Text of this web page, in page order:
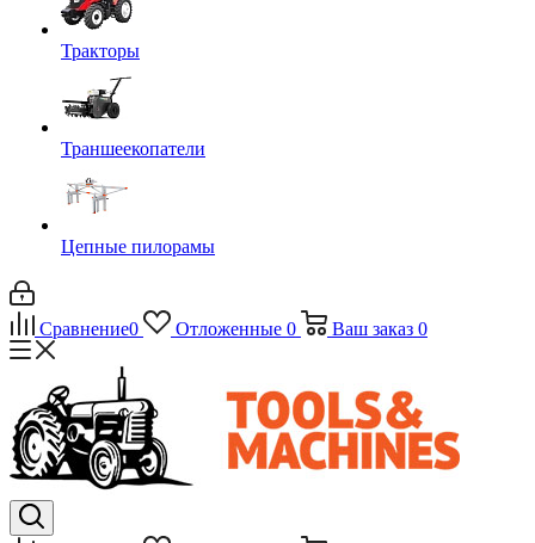
Тракторы
Траншеекопатели
Цепные пилорамы
Сравнение0 Отложенные 0 Ваш заказ 0